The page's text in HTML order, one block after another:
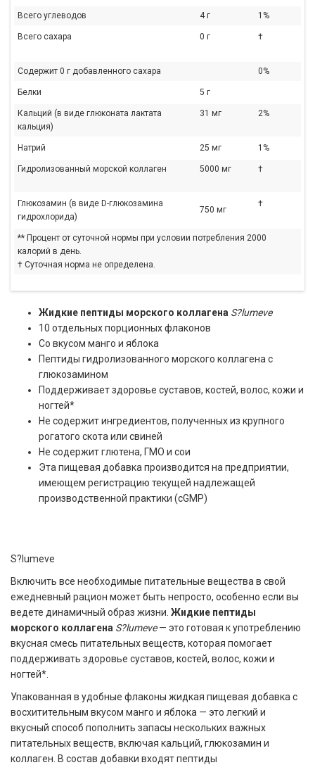
Всего углеводов 4 г 1%
Всего сахара 0 г †
Содержит 0 г добавленного сахара 0%
Белки 5 г
Кальций (в виде глюконата лактата
кальция)
31 мг 2%
Натрий 25 мг 1%
Гидролизованный морской коллаген 5000 мг †
Глюкозамин (в виде D-глюкозамина
гидрохлорида)
750 мг
†
** Процент от суточной нормы при условии потребления 2000
калорий в день.
† Суточная норма не определена.
Жидкие пептиды морского коллагена S?lumeve
10 отдельных порционных флаконов
Со вкусом манго и яблока
Пептиды гидролизованного морского коллагена с
глюкозамином
Поддерживает здоровье суставов, костей, волос, кожи и
ногтей*
Не содержит ингредиентов, полученных из крупного
рогатого скота или свиней
Не содержит глютена, ГМО и сои
Эта пищевая добавка производится на предприятии,
имеющем регистрацию текущей надлежащей
производственной практики (cGMP)
S?lumeve
Включить все необходимые питательные вещества в свой
ежедневный рацион может быть непросто, особенно если вы
ведете динамичный образ жизни. Жидкие пептиды
морского коллагена S?lumeve— это готовая к употреблению
вкусная смесь питательных веществ, которая помогает
поддерживать здоровье суставов, костей, волос, кожи и
ногтей*.
Упакованная в удобные флаконы жидкая пищевая добавка с
восхитительным вкусом манго и яблока — это легкий и
вкусный способ пополнить запасы нескольких важных
питательных веществ, включая кальций, глюкозамин и
коллаген. В состав добавки входят пептиды